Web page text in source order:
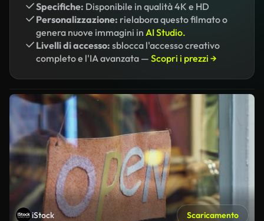
Specifiche: Disponibile in qualità 4K e HD
Personalizzazione: rielabora questo filmato o
genera nuove immagini in AI Studio.
Livelli di accesso: sblocca l'accesso creativo
completo e l'IA avanzata — Scopri i prezzi →
iStock Scaricamento